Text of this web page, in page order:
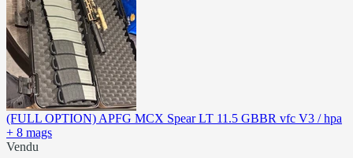
(FULL OPTION) APFG MCX Spear LT 11.5 GBBR vfc V3 / hpa
+ 8 mags
Vendu